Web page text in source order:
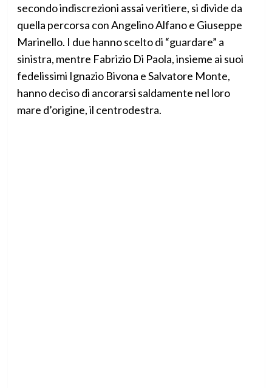
secondo indiscrezioni assai veritiere, si divide da
quella percorsa con Angelino Alfano e Giuseppe
Marinello. I due hanno scelto di “guardare” a
sinistra, mentre Fabrizio Di Paola, insieme ai suoi
fedelissimi Ignazio Bivona e Salvatore Monte,
hanno deciso di ancorarsi saldamente nel loro
mare d’origine, il centrodestra.